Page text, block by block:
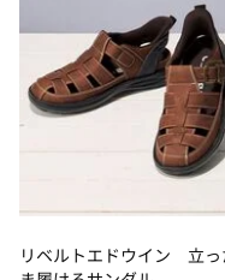
リベルトエドウイン 立っ